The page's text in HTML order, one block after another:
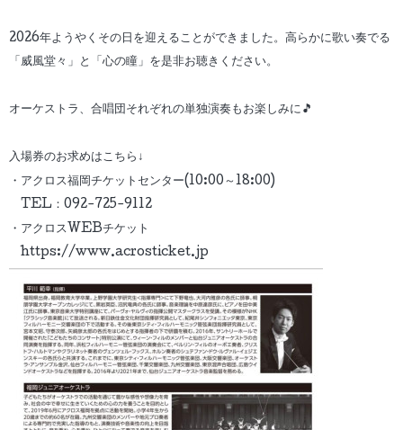
2026年ようやくその日を迎えることができました。高らかに歌い奏でる
「威風堂々」と「心の瞳」を是非お聴きください。
オーケストラ、合唱団それぞれの単独演奏もお楽しみに🎵
入場券のお求めはこちら↓
・アクロス福岡チケットセンター(10:00～18:00)
TEL：092-725-9112
・アクロスWEBチケット
https://www.acrosticket.jp